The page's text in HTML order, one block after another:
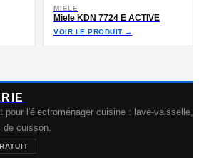
MIELE
Miele KDN 7724 E ACTIVE
VOIR LE PRODUIT →
pour l'électroménager cuisine : lave-vaisselle,
de cuisson.